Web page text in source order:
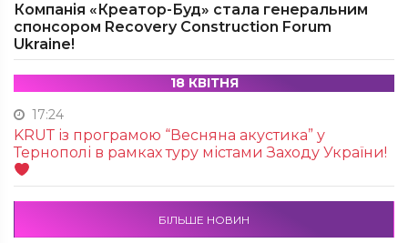
Компанія «Креатор-Буд» стала генеральним
спонсором Recovery Construction Forum
Ukraine!
18 КВІТНЯ
17:24
KRUТ із програмою “Весняна акустика” у
Тернополі в рамках туру містами Заходу України!
БІЛЬШЕ НОВИН